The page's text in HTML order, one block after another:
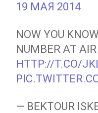
19 МАЯ 2014
NOW YOU
NUMBER AT
HTTP://T.CO/
— BEKTOUR